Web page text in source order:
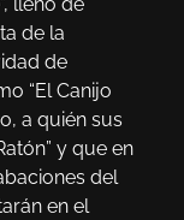
de la
de
“El Canijo
a quién sus
y que en
del
en el